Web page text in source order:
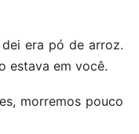
era pó de arroz.
estava em você.
morremos pouco